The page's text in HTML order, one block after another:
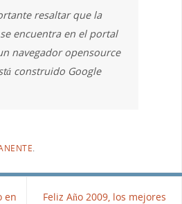
resaltar que la
encuentra en el portal
navegador opensource
construido Google
.
en
Feliz Año 2009, los mejores